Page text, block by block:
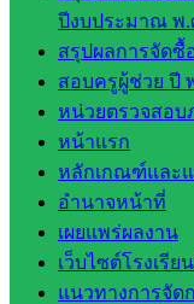
ปีงบประมาณ พ.
สรุปผลการจัดซื้
สอบครูผู้ช่วย ปี
หน่วยตรวจสอบ
หน้าแรก
หลักเกณฑ์และ
อำนาจหน้าที่
เผยแพร่ผลงาน
เว็บไซต์โรงเรีย
แนวทางการจัด
กลุ่ม
พัฒนาครู
และบุ
คลากรฯ
กลุ่มนิ
เทศ
ติดตาม
และประ
เมินผลฯ